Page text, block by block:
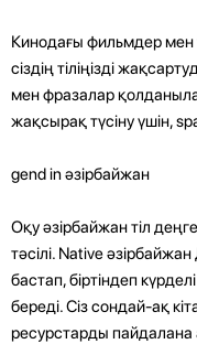
Кинодағы фильмдер мен
сіздің тіліңізді
мен фразалар
жақсырақ түсіну үшін,
gend in әзірбайжан
Оқу әзірбайжан тіл
тәсілі. Native
бастап, біртіндеп
береді. Сіз сондай-ақ
ресурстарды